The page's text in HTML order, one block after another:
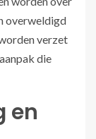
overweldigd
verzet
die
en